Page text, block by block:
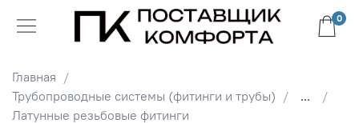
0
Главная
Трубопроводные системы (фитинги и трубы)
...
Латунные резьбовые фитинги